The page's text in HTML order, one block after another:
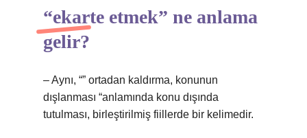
“ekarte etmek” ne anlama
gelir?
– Aynı, “” ortadan kaldırma, konunun
dışlanması “anlamında konu dışında
tutulması, birleştirilmiş fiillerde bir kelimedir.